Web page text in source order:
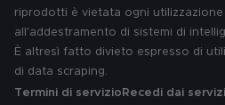
riprodotti è vietata ogni
all'addestramento di sistemi di
È altresì fatto divieto espresso di
di data scraping.
Termini di servizio Recedi dai